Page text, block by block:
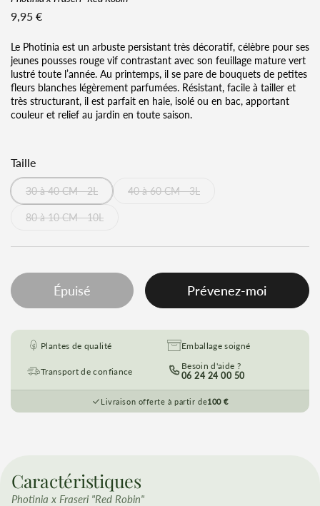
Prix régulier
9,95 €
Le Photinia est un arbuste persistant très décoratif, célèbre pour ses
jeunes pousses rouge vif contrastant avec son feuillage mature vert
lustré toute l’année. Au printemps, il se pare de bouquets de petites
fleurs blanches légèrement parfumées. Résistant, facile à tailler et
très structurant, il est parfait en haie, isolé ou en bac, apportant
couleur et relief au jardin en toute saison.
Taille
30 à 40 CM - 2L 40 à 60 CM - 3L
80 à 10 CM - 10L
Épuisé Prévenez-moi
Plantes de qualité Emballage soigné
Transport de confiance
Besoin d'aide ?
06 24 24 00 50
Livraison offerte à partir de100 €
Caractéristiques
Photinia x Fraseri "Red Robin"